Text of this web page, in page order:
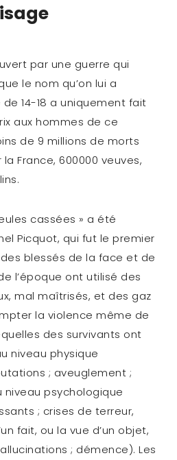
par une guerre qui
le nom qu’on lui a
14-18 a uniquement fait
aux hommes de ce
de 9 millions de morts
France, 600000 veuves,
cassées » a été
Picquot, qui fut le premier
blessés de la face et de
l’époque ont utilisé des
mal maîtrisés, et des gaz
la violence même de
des survivants ont
niveau physique
; aveuglement ;
niveau psychologique
; crises de terreur,
fait, ou la vue d’un objet,
; démence). Les